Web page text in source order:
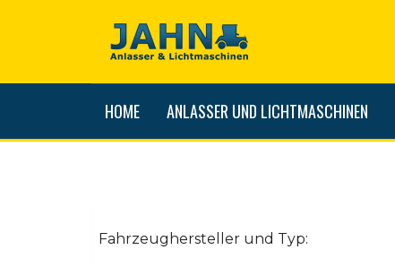
HOME ANLASSER UND LICHTMASCHINEN
Fahrzeughersteller und Typ: